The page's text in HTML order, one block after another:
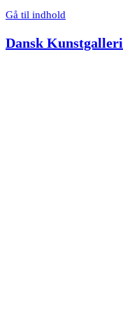
Gå til indhold
Dansk Kunstgalleri